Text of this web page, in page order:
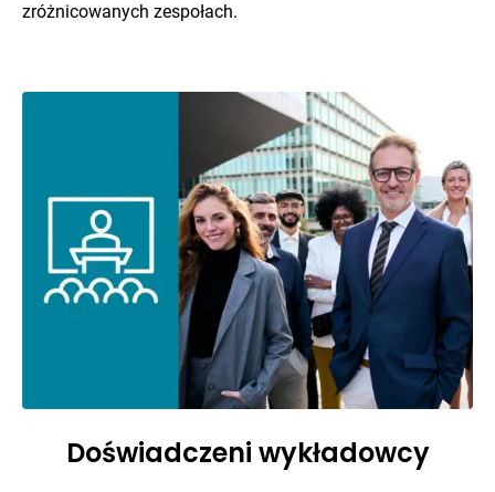
zróżnicowanych zespołach.
Doświadczeni wykładowcy